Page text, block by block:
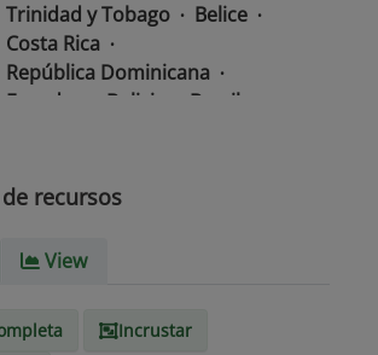
Trinidad y Tobago
Belice
Costa Rica
República Dominicana
Ecuador
Bolivia
Brasil
Guatemala
text/csv
recursos
View
Incrustar